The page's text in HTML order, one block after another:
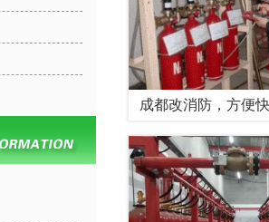
成都改消防，方便